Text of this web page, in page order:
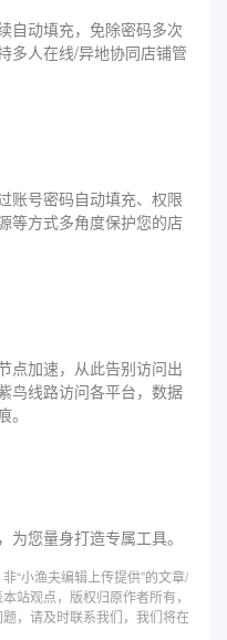
自动填充，免除密码多次
多人在线/异地协同店铺管
账号密码自动填充、权限
等方式多角度保护您的店
点加速，从此告别访问出
鸟线路访问各平台，数据
您量身打造专属工具。
“小渔夫编辑上传提供”的文章/
站观点，版权归原作者所有，
，请及时联系我们，我们将在